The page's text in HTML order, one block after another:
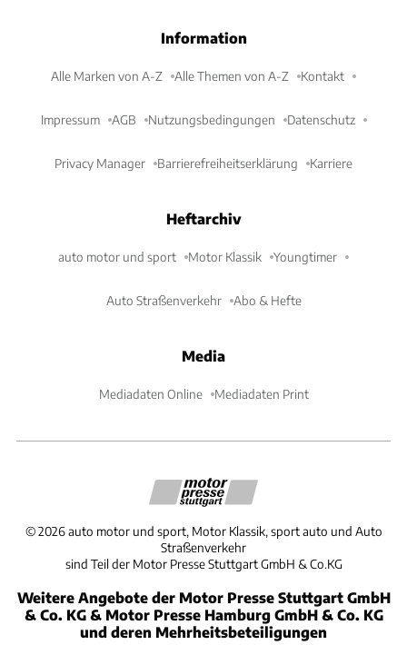
Information
Alle Marken von A-Z Alle Themen von A-Z Kontakt
Impressum AGB Nutzungsbedingungen Datenschutz
Privacy Manager Barrierefreiheitserklärung Karriere
Heftarchiv
auto motor und sport Motor Klassik Youngtimer
Auto Straßenverkehr Abo & Hefte
Media
Mediadaten Online Mediadaten Print
©2026 auto motor und sport, Motor Klassik, sport auto und Auto
Straßenverkehr
sind Teil der Motor Presse Stuttgart GmbH & Co.KG
Weitere Angebote der Motor Presse Stuttgart GmbH
& Co. KG & Motor Presse Hamburg GmbH & Co. KG
und deren Mehrheitsbeteiligungen